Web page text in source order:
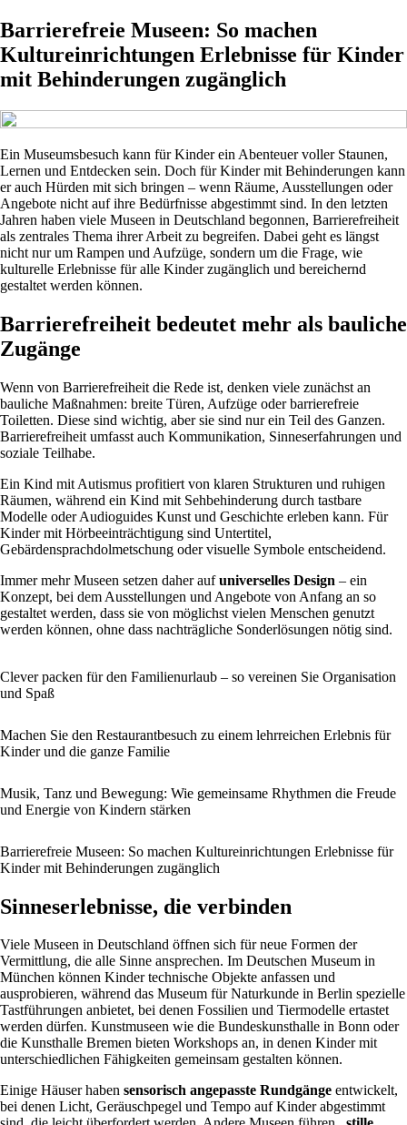
Barrierefreie Museen: So machen
Kultureinrichtungen Erlebnisse für Kinder
mit Behinderungen zugänglich
Ein Museumsbesuch kann für Kinder ein Abenteuer voller Staunen,
Lernen und Entdecken sein. Doch für Kinder mit Behinderungen kann
er auch Hürden mit sich bringen – wenn Räume, Ausstellungen oder
Angebote nicht auf ihre Bedürfnisse abgestimmt sind. In den letzten
Jahren haben viele Museen in Deutschland begonnen, Barrierefreiheit
als zentrales Thema ihrer Arbeit zu begreifen. Dabei geht es längst
nicht nur um Rampen und Aufzüge, sondern um die Frage, wie
kulturelle Erlebnisse für alle Kinder zugänglich und bereichernd
gestaltet werden können.
Barrierefreiheit bedeutet mehr als bauliche
Zugänge
Wenn von Barrierefreiheit die Rede ist, denken viele zunächst an
bauliche Maßnahmen: breite Türen, Aufzüge oder barrierefreie
Toiletten. Diese sind wichtig, aber sie sind nur ein Teil des Ganzen.
Barrierefreiheit umfasst auch Kommunikation, Sinneserfahrungen und
soziale Teilhabe.
Ein Kind mit Autismus profitiert von klaren Strukturen und ruhigen
Räumen, während ein Kind mit Sehbehinderung durch tastbare
Modelle oder Audioguides Kunst und Geschichte erleben kann. Für
Kinder mit Hörbeeinträchtigung sind Untertitel,
Gebärdensprachdolmetschung oder visuelle Symbole entscheidend.
Immer mehr Museen setzen daher aufuniverselles Design – ein
Konzept, bei dem Ausstellungen und Angebote von Anfang an so
gestaltet werden, dass sie von möglichst vielen Menschen genutzt
werden können, ohne dass nachträgliche Sonderlösungen nötig sind.
Clever packen für den Familienurlaub – so vereinen Sie Organisation
und Spaß
Machen Sie den Restaurantbesuch zu einem lehrreichen Erlebnis für
Kinder und die ganze Familie
Musik, Tanz und Bewegung: Wie gemeinsame Rhythmen die Freude
und Energie von Kindern stärken
Barrierefreie Museen: So machen Kultureinrichtungen Erlebnisse für
Kinder mit Behinderungen zugänglich
Sinneserlebnisse, die verbinden
Viele Museen in Deutschland öffnen sich für neue Formen der
Vermittlung, die alle Sinne ansprechen. Im Deutschen Museum in
München können Kinder technische Objekte anfassen und
ausprobieren, während das Museum für Naturkunde in Berlin spezielle
Tastführungen anbietet, bei denen Fossilien und Tiermodelle ertastet
werden dürfen. Kunstmuseen wie die Bundeskunsthalle in Bonn oder
die Kunsthalle Bremen bieten Workshops an, in denen Kinder mit
unterschiedlichen Fähigkeiten gemeinsam gestalten können.
Einige Häuser haben sensorisch angepasste Rundgänge entwickelt,
bei denen Licht, Geräuschpegel und Tempo auf Kinder abgestimmt